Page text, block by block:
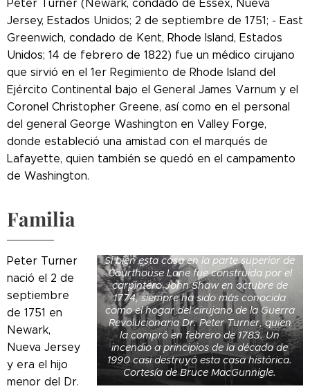
Peter Turner (Newark, condado de Essex, Nueva
Jersey, Estados Unidos; 2 de septiembre de 1751; - East
Greenwich, condado de Kent, Rhode Island, Estados
Unidos; 14 de febrero de 1822) fue un médico cirujano
que sirvió en el 1er Regimiento de Rhode Island del
Ejército Continental bajo el General James Varnum y el
Coronel Christopher Greene, así como en el personal
del general George Washington en Valley Forge,
donde estableció una amistad con el marqués de
Lafayette, quien también se quedó en el campamento
de Washington.
Familia
Si bien esta casa en la parte superior de
Courthouse Lane fue construida por el
carpintero John Shaw en octubre de
1774, siempre ha sido más conocida
como el hogar del cirujano de la Guerra
Revolucionaria Dr. Peter Turner, quien
la compró en febrero de 1783. Un
incendio a principios de la década de
1990 casi destruyó esta casa histórica.
Cortesía de Bruce MacGunnigle.
Peter Turner
nació el 2 de
septiembre
de 1751 en
Newark,
Nueva Jersey
y era el hijo
menor del Dr.